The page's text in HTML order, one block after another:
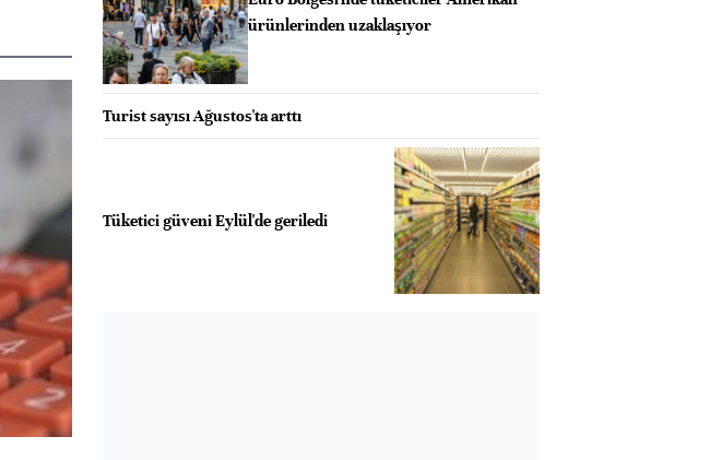
ürünlerinden uzaklaşıyor
Turist sayısı Ağustos'ta arttı
Tüketici güveni Eylül'de geriledi